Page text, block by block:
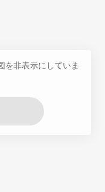
を非表示にしていま